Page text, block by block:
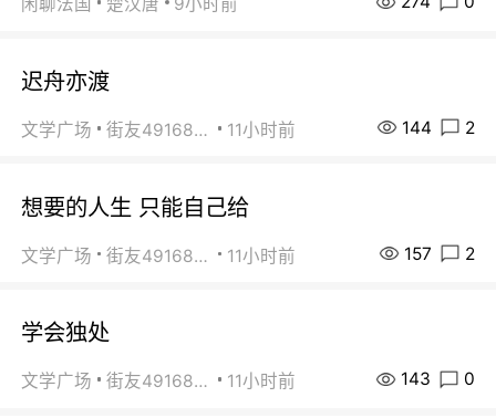
迟舟亦渡
文学广场 街友49168527 11小时前 144 2
想要的人生 只能自己给
文学广场 街友49168527 11小时前 157 2
学会独处
文学广场 街友49168527 11小时前 143 0